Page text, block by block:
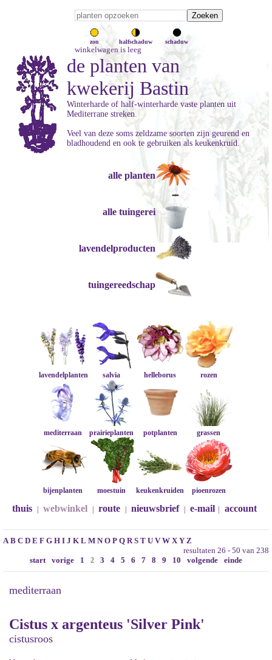
zon halfschaduw schaduw
winkelwagen is leeg
de planten van
kwekerij Bastin
Winterharde of half-winterharde vaste planten uit
Mediterrane streken.
Veel van deze soms zeldzame soorten zijn geurend en
bladhoudend en ook te gebruiken als keukenkruid.
alle planten
alle tuingerei
lavendelproducten
tuingereedschap
lavendelplanten salvia helleborus rozen
mediterraan prairieplanten potplanten grassen
bijenplanten moestuin keukenkruiden pioenrozen
thuis webwinkel route nieuwsbrief e-mail account
A B C D E F G H I J K L M N O P Q R S T U V W X Y Z
resultaten 26 - 50 van 238
start
vorige 1 2 3 4 5 6 7 8 9 10 volgende einde
mediterraan
Cistus x argenteus 'Silver Pink'
cistusroos